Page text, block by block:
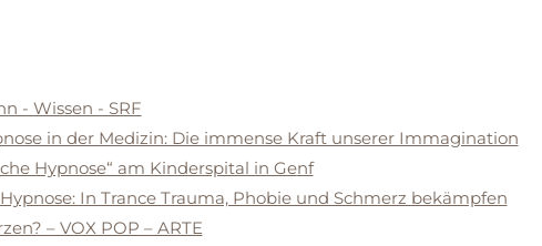
- Wissen - SRF
in der Medizin: Die immense Kraft unserer Immagination
Hypnose“ am Kinderspital in Genf
Hypnose: In Trance Trauma, Phobie und Schmerz bekämpfen
– VOX POP – ARTE